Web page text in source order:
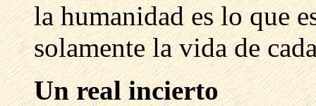
la humanidad es lo que
solamente la vida de
Un real incierto